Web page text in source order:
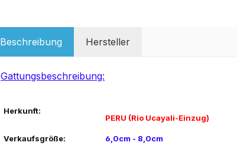
Beschreibung Hersteller
Gattungsbeschreibung:
Herkunft:
PERU (Rio Ucayali-Einzug)
Verkaufsgröße:
6,0cm - 8,0cm